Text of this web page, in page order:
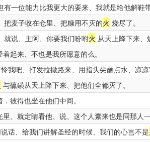
一位能力比我更大的要来、我就是给他解鞋
麦子收在仓里、把糠用不灭的火 烧尽了。
就说、主阿、你要我们吩咐火 从天上降下来、
起来、不也是我所愿意的么。
我吧、打发拉撒路来、用指头尖蘸点水、凉
与硫磺从天上降下来、把他们全都灭了。
彼得也坐在他们中间。
里、就定睛看他、说、这个人素来也是同那人一
话、给我们讲解圣经的时候、我们的心岂不是